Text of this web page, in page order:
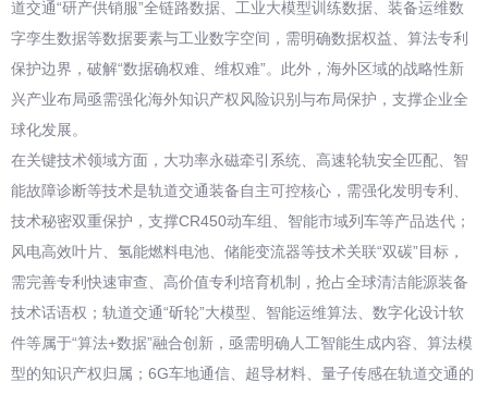
道交通“研产供销服”全链路数据、工业大模型训练数据、装备运维数
字孪生数据等数据要素与工业数字空间，需明确数据权益、算法专利
保护边界，破解“数据确权难、维权难”。此外，海外区域的战略性新
兴产业布局亟需强化海外知识产权风险识别与布局保护，支撑企业全
球化发展。
在关键技术领域方面，大功率永磁牵引系统、高速轮轨安全匹配、智
能故障诊断等技术是轨道交通装备自主可控核心，需强化发明专利、
技术秘密双重保护，支撑CR450动车组、智能市域列车等产品迭代；
风电高效叶片、氢能燃料电池、储能变流器等技术关联“双碳”目标，
需完善专利快速审查、高价值专利培育机制，抢占全球清洁能源装备
技术话语权；轨道交通“斫轮”大模型、智能运维算法、数字化设计软
件等属于“算法+数据”融合创新，亟需明确人工智能生成内容、算法模
型的知识产权归属；6G车地通信、超导材料、量子传感在轨道交通的